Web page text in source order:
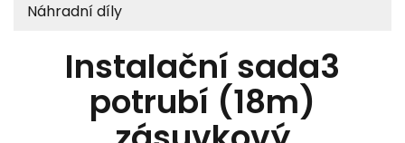
Náhradní díly
Instalační sada3
potrubí (18m)